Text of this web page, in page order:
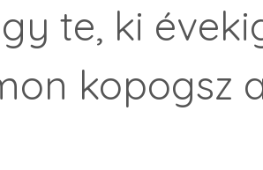
te, ki
kopogsz